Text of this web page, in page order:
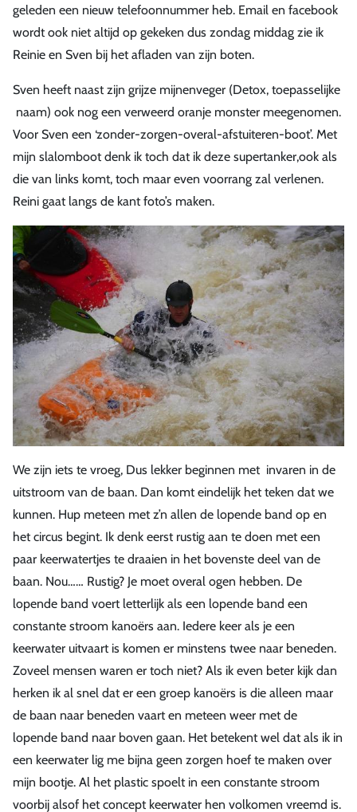
geleden een nieuw telefoonnummer heb. Email en facebook
wordt ook niet altijd op gekeken dus zondag middag zie ik
Reinie en Sven bij het afladen van zijn boten.
Sven heeft naast zijn grijze mijnenveger (Detox, toepasselijke
naam) ook nog een verweerd oranje monster meegenomen.
Voor Sven een ‘zonder-zorgen-overal-afstuiteren-boot’. Met
mijn slalomboot denk ik toch dat ik deze supertanker,ook als
die van links komt, toch maar even voorrang zal verlenen.
Reini gaat langs de kant foto’s maken.
We zijn iets te vroeg, Dus lekker beginnen met invaren in de
uitstroom van de baan. Dan komt eindelijk het teken dat we
kunnen. Hup meteen met z’n allen de lopende band op en
het circus begint. Ik denk eerst rustig aan te doen met een
paar keerwatertjes te draaien in het bovenste deel van de
baan. Nou…… Rustig? Je moet overal ogen hebben. De
lopende band voert letterlijk als een lopende band een
constante stroom kanoërs aan. Iedere keer als je een
keerwater uitvaart is komen er minstens twee naar beneden.
Zoveel mensen waren er toch niet? Als ik even beter kijk dan
herken ik al snel dat er een groep kanoërs is die alleen maar
de baan naar beneden vaart en meteen weer met de
lopende band naar boven gaan. Het betekent wel dat als ik in
een keerwater lig me bijna geen zorgen hoef te maken over
mijn bootje. Al het plastic spoelt in een constante stroom
voorbij alsof het concept keerwater hen volkomen vreemd is.